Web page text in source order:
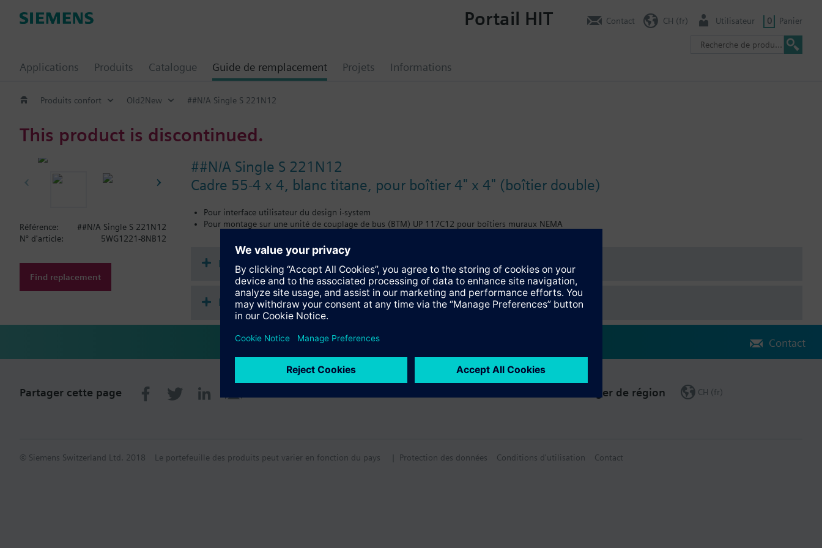
Applications Produits Catalogue Guide de remplacement Projets Informations
Portail HIT Contact CH (fr) Utilisateur 0 Panier
Produits confort Old2New ##N/A Single S 221N12
This product is discontinued.
##N/A Single S 221N12
Cadre 55-4 x 4, blanc titane, pour boîtier 4" x 4" (boîtier double)
Pour interface utilisateur du design i-system
Pour montage sur une unité de couplage de bus (BTM) UP 117C12 pour boîtiers muraux NEMA
Référence:
##N/A Single S 221N12
N° d'article:
5WG1221-8NB12
Find replacement
Documentation
Récapitulatif technique
Contact
Partager cette page Changer de région CH (fr)
© Siemens Switzerland Ltd. 2018 Le portefeuille des produits peut varier en fonction du pays | Protection des données Conditions d'utilisation Contact